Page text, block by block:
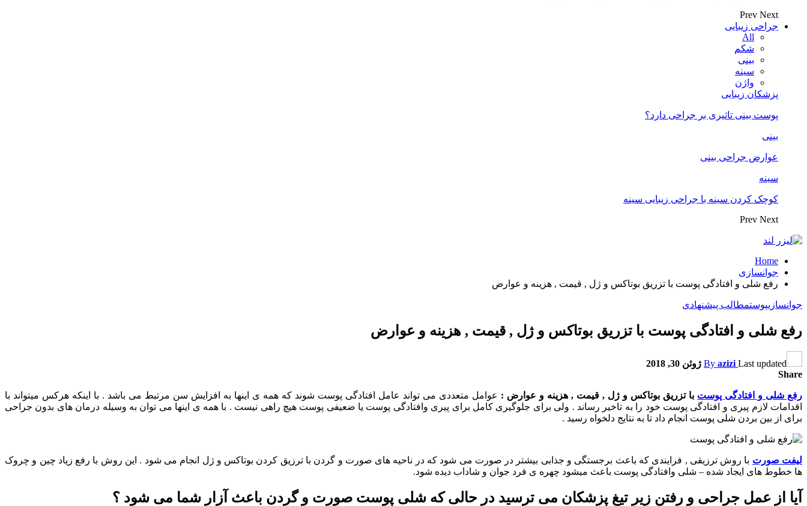
Prev Next
جراحی زیبایی
All
شکم
بینی
سینه
واژن
پزشکان زیبایی
پوست بینی تاثیری بر جراحی دارد؟
بینی
عوارض جراحی بینی
سینه
کوچک کردن سینه با جراحی زیبایی سینه
Prev Next
Home
جوانسازی
رفع شلی و افتادگی پوست با تزریق بوتاکس و ژل , قیمت , هزینه و عوارض
جوانسازیپوستمطالب پیشنهادی
رفع شلی و افتادگی پوست با تزریق بوتاکس و ژل , قیمت , هزینه و عوارض
By azizi Last updated
ژوئن 30, 2018
Share
رفع شلی و افتادگی پوست با تزریق بوتاکس و ژل , قیمت , هزینه و عوارض : عوامل متعددی می تواند عامل افتادگی پوست شوند که همه ی اینها به افزایش سن مرتبط می باشد . با اینکه هرکس میتواند با
اقدامات لازم پیری و افتادگی پوست خود را به تاخیر رساند . ولی برای جلوگیری کامل برای پیری وافتادگی پوست یا ضعیفی پوست هیچ راهی نیست . با همه ی اینها می توان به وسیله درمان های بدون جراحی
برای از بین بردن شلی پوست انجام داد تا به نتایج دلخواه رسید .
لیفت صورت با روش ترزیقی , فرایندی که باعث برجستگی و جذابی بیشتر در صورت می شود که در ناحیه های صورت و گردن با ترزیق کردن بوتاکس و ژل انجام می شود . این روش با رفع زیاد چین و چروک
ها خطوط های ایجاد شده – شلی وافتادگی پوست باعث میشود چهره ی فرد جوان و شاداب دیده شود.
آیا از عمل جراحی و رفتن زیر تیغ پزشکان می ترسید در حالی که شلی پوست صورت و گردن باعث آزار شما می شود ؟